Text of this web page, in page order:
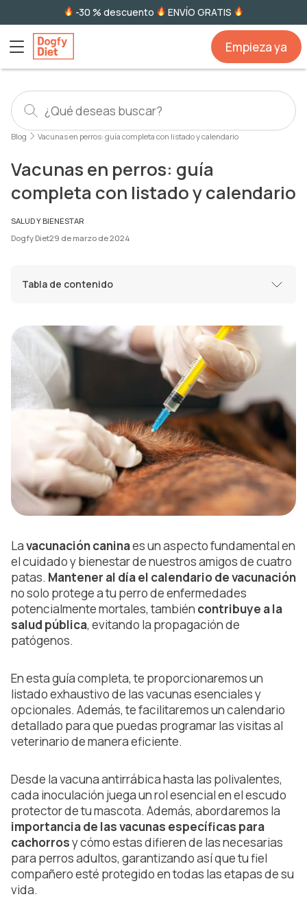
-30 % descuento ENVÍO GRATIS
Empieza ya
Blog Vacunas en perros: guía completa con listado y calendario
Vacunas en perros: guía
completa con listado y calendario
SALUD Y BIENESTAR
Dogfy Diet29 de marzo de 2024
Tabla de contenido
Lavacunación caninaes un aspecto fundamental en
el cuidado y bienestar de nuestros amigos de cuatro
patas. Mantener al día el calendario de vacunación
no solo protege a tu perro de enfermedades
potencialmente mortales, también contribuye a la
salud pública, evitando la propagación de
patógenos.
En esta guía completa, te proporcionaremos un
listado exhaustivo de las vacunas esenciales y
opcionales. Además, te facilitaremos un calendario
detallado para que puedas programar las visitas al
veterinario de manera eficiente.
Desde la vacuna antirrábica hasta las polivalentes,
cada inoculación juega un rol esencial en el escudo
protector de tu mascota. Además, abordaremos la
importancia de las vacunas específicas para
cachorrosy cómo estas difieren de las necesarias
para perros adultos, garantizando así que tu fiel
compañero esté protegido en todas las etapas de su
vida.